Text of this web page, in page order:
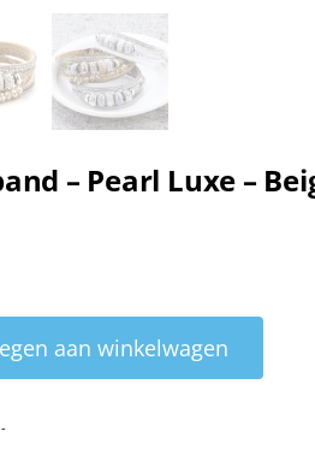
– Pearl Luxe –
aan winkelwagen